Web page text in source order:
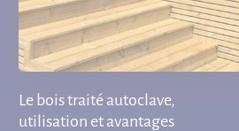
Le bois traité autoclave,
utilisation et avantages